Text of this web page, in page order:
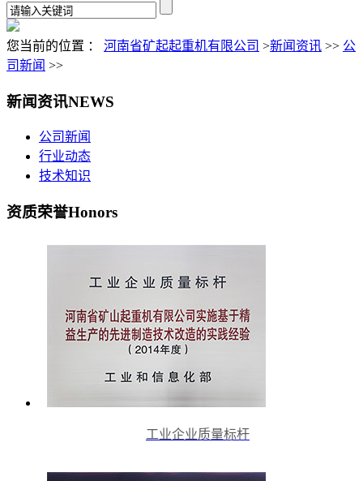
您当前的位置 ： 河南省矿起起重机有限公司 >新闻资讯 >> 公
司新闻 >>
新闻资讯NEWS
公司新闻
行业动态
技术知识
资质荣誉Honors
工业企业质量标杆